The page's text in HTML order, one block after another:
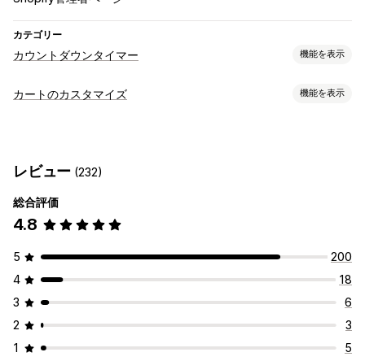
カテゴリー
カウントダウンタイマー 機能を表示
表示オプション
定期
スケジュール式
タイマータイプ
日替わりセール
フラッシュセール
カートのカスタマイズ 機能を表示
レビュー (232)
総合評価
4.8
5
200
4
18
3
6
2
3
1
5